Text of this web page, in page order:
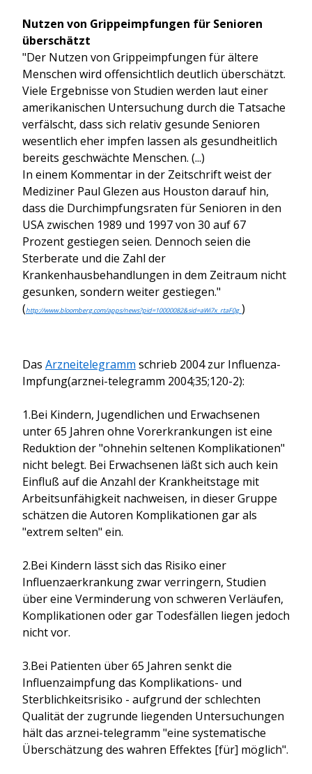
Nutzen von Grippeimpfungen für Senioren
überschätzt
"Der Nutzen von Grippeimpfungen für ältere
Menschen wird offensichtlich deutlich überschätzt.
Viele Ergebnisse von Studien werden laut einer
amerikanischen Untersuchung durch die Tatsache
verfälscht, dass sich relativ gesunde Senioren
wesentlich eher impfen lassen als gesundheitlich
bereits geschwächte Menschen. (...)
In einem Kommentar in der Zeitschrift weist der
Mediziner Paul Glezen aus Houston darauf hin,
dass die Durchimpfungsraten für Senioren in den
USA zwischen 1989 und 1997 von 30 auf 67
Prozent gestiegen seien. Dennoch seien die
Sterberate und die Zahl der
Krankenhausbehandlungen in dem Zeitraum nicht
gesunken, sondern weiter gestiegen."
(http://www.bloomberg.com/apps/news?pid=10000082&sid=aWi7x_rtaF0g )
Das Arzneitelegramm schrieb 2004 zur Influenza-
Impfung(arznei-telegramm 2004;35;120-2):
1.Bei Kindern, Jugendlichen und Erwachsenen
unter 65 Jahren ohne Vorerkrankungen ist eine
Reduktion der "ohnehin seltenen Komplikationen"
nicht belegt. Bei Erwachsenen läßt sich auch kein
Einfluß auf die Anzahl der Krankheitstage mit
Arbeitsunfähigkeit nachweisen, in dieser Gruppe
schätzen die Autoren Komplikationen gar als
"extrem selten" ein.
2.Bei Kindern lässt sich das Risiko einer
Influenzaerkrankung zwar verringern, Studien
über eine Verminderung von schweren Verläufen,
Komplikationen oder gar Todesfällen liegen jedoch
nicht vor.
3.Bei Patienten über 65 Jahren senkt die
Influenzaimpfung das Komplikations- und
Sterblichkeitsrisiko - aufgrund der schlechten
Qualität der zugrunde liegenden Untersuchungen
hält das arznei-telegramm "eine systematische
Überschätzung des wahren Effektes [für] möglich".